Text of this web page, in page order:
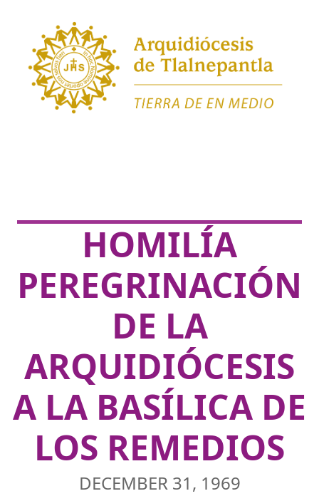
HOMILÍA
PEREGRINACIÓN
DE LA
ARQUIDIÓCESIS
A LA BASÍLICA DE
LOS REMEDIOS
DECEMBER 31, 1969